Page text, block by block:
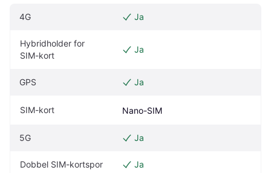
4G Ja
Hybridholder for
SIM-kort
Ja
GPS Ja
SIM-kort Nano-SIM
5G Ja
Dobbel SIM-kortspor Ja